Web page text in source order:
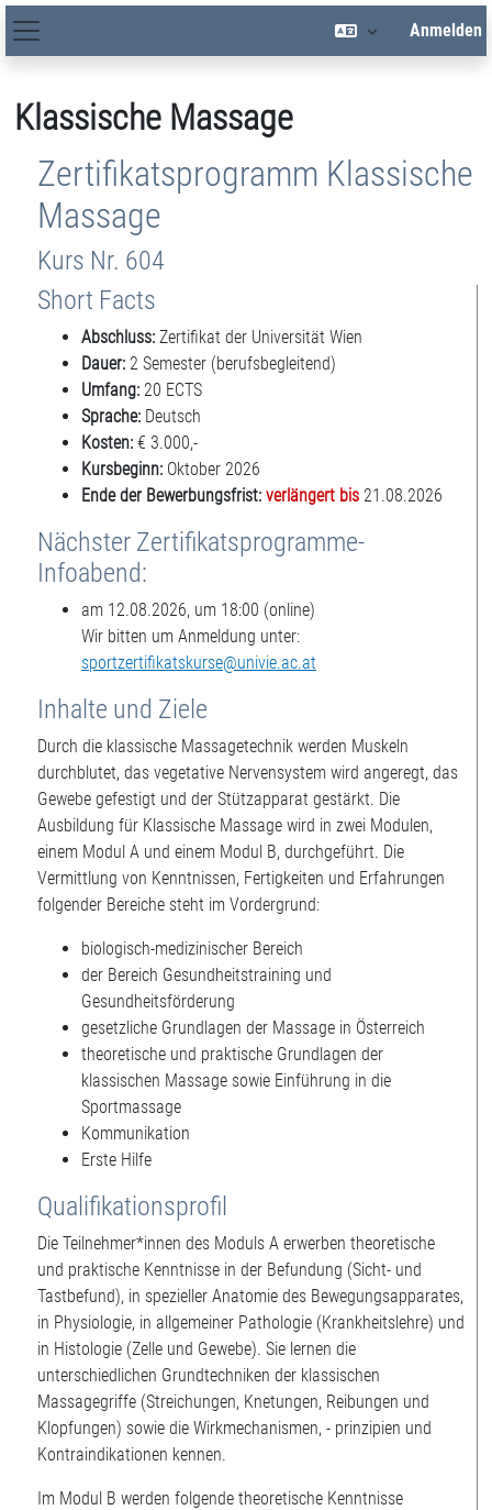
Zum Hauptinhalt
Hauptnavigation
Anmelden
Klassische Massage
Zertifikatsprogramm Klassische
Massage
Kurs Nr. 604
Short Facts
Abschluss:Zertifikat der Universität Wien
Dauer: 2 Semester (berufsbegleitend)
Umfang: 20 ECTS
Sprache: Deutsch
Kosten:€ 3.000,-
Kursbeginn: Oktober 2026
Ende der Bewerbungsfrist: verlängert bis 21.08.2026
Nächster Zertifikatsprogramme-
Infoabend:
am 12.08.2026, um 18:00 (online)
Wir bitten um Anmeldung unter:
sportzertifikatskurse@univie.ac.at
Inhalte und Ziele
Durch die klassische Massagetechnik werden Muskeln
durchblutet, das vegetative Nervensystem wird angeregt, das
Gewebe gefestigt und der Stützapparat gestärkt. Die
Ausbildung für Klassische Massage wird in zwei Modulen,
einem Modul A und einem Modul B, durchgeführt. Die
Vermittlung von Kenntnissen, Fertigkeiten und Erfahrungen
folgender Bereiche steht im Vordergrund:
biologisch-medizinischer Bereich
der Bereich Gesundheitstraining und
Gesundheitsförderung
gesetzliche Grundlagen der Massage in Österreich
theoretische und praktische Grundlagen der
klassischen Massage sowie Einführung in die
Sportmassage
Kommunikation
Erste Hilfe
Qualifikationsprofil
Die Teilnehmer*innen des Moduls A erwerben theoretische
und praktische Kenntnisse in der Befundung (Sicht- und
Tastbefund), in spezieller Anatomie des Bewegungsapparates,
in Physiologie, in allgemeiner Pathologie (Krankheitslehre) und
in Histologie (Zelle und Gewebe). Sie lernen die
unterschiedlichen Grundtechniken der klassischen
Massagegriffe (Streichungen, Knetungen, Reibungen und
Klopfungen) sowie die Wirkmechanismen, - prinzipien und
Kontraindikationen kennen.
Im Modul B werden folgende theoretische Kenntnisse